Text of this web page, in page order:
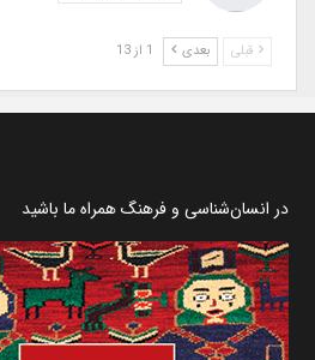
قبلی بعدی
در انسان‌شناسی و فرهنگ همراه ما باشید